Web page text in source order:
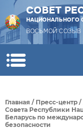
СОВЕТ
НАЦИОНАЛЬНОГО
ВОСЬМОЙ СОЗЫВ
Главная / Пресс-центр /
Совета Республики
Беларусь по
безопасности